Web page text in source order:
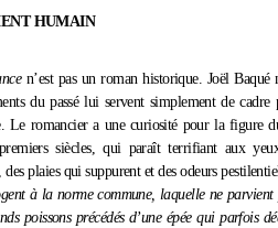
HUMAIN
n’est pas un roman historique. Joël Baqué
du passé lui servent simplement de
Le romancier a une curiosité pour la figure
siècles, qui paraît terrifiant aux
plaies qui suppurent et des odeurs
à la norme commune, laquelle ne
poissons précédés d’une épée qui parfois